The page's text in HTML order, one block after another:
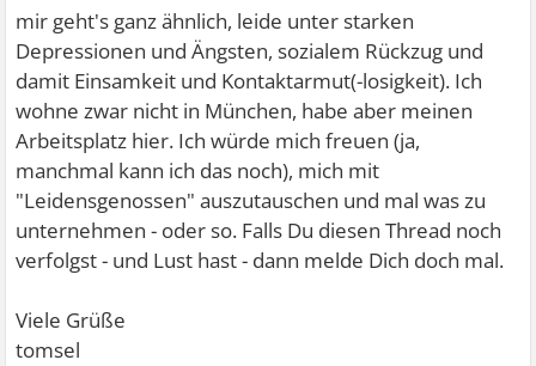
mir geht's ganz ähnlich, leide unter starken
Depressionen und Ängsten, sozialem Rückzug und
damit Einsamkeit und Kontaktarmut(-losigkeit). Ich
wohne zwar nicht in München, habe aber meinen
Arbeitsplatz hier. Ich würde mich freuen (ja,
manchmal kann ich das noch), mich mit
"Leidensgenossen" auszutauschen und mal was zu
unternehmen - oder so. Falls Du diesen Thread noch
verfolgst - und Lust hast - dann melde Dich doch mal.
Viele Grüße
tomsel